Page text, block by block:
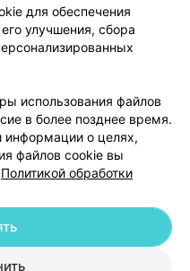
103.by
данных
| 220012, Республика Беларусь,
для обеспечения
улучшения, сбора
использования файлов
в более позднее время.
информации о целях,
файлов cookie вы
Политикой обработки